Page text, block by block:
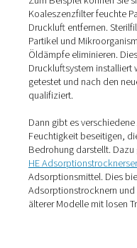
Reinheit des
Kontakt.
Dies bedeutet,
Schlüssel zur
mehrere
und Verpackung
für die Sicherheit
International
Quality Food
Eine